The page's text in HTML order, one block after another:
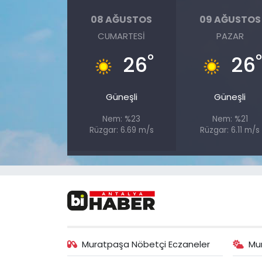
08 AĞUSTOS
CUMARTESI
26°
Güneşli
Nem: %23
Rüzgar: 6.69 m/s
09 AĞUSTOS
PAZAR
26°
Güneşli
Nem: %21
Rüzgar: 6.11 m/s
Muratpaşa Nöbetçi Eczaneler